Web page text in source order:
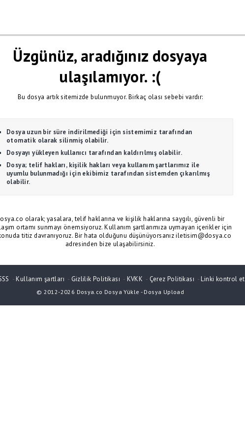
Üzgünüz, aradığınız dosyaya
ulaşılamıyor. :(
Bu dosya artık sitemizde bulunmuyor. Birkaç olası sebebi vardır:
Dosya uzun bir süre indirilmediği için sistemimiz tarafından
otomatik olarak silinmiş olabilir.
Dosyayı yükleyen kullanıcı tarafından kaldırılmış olabilir.
Dosya; telif hakları, kişilik hakları veya kullanım şartlarımız ile
uyumlu bulunmadığı için ekibimiz tarafından sistemden çıkarılmış
olabilir.
olarak; yasalara, telif haklarına ve kişilik haklarına saygılı, güvenli bir
ortamı sunmayı önemsiyoruz. Kullanım şartlarımıza uymayan içerikler için
titiz davranıyoruz. Bir hata olduğunu düşünüyorsanız iletisim@dosya.co
adresinden bize ulaşabilirsiniz.
-Kullanım şartları - Gizlilik Politikası - KVKK - Çerez Politikası -Linki kontrol et
© 2012-2026 Dosya.co Dosya Yükle - Dosya Upload